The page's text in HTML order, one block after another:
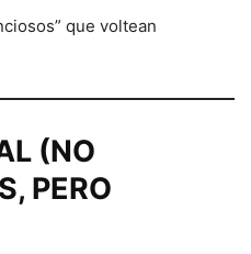
que voltean
(NO
PERO